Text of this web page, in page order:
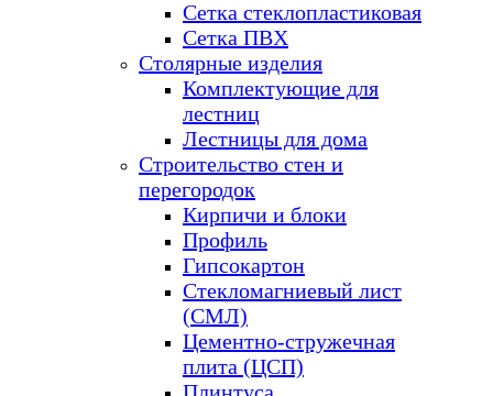
Сетка стеклопластиковая
Сетка ПВХ
Столярные изделия
Комплектующие для
лестниц
Лестницы для дома
Строительство стен и
перегородок
Кирпичи и блоки
Профиль
Гипсокартон
Стекломагниевый лист
(СМЛ)
Цементно-стружечная
плита (ЦСП)